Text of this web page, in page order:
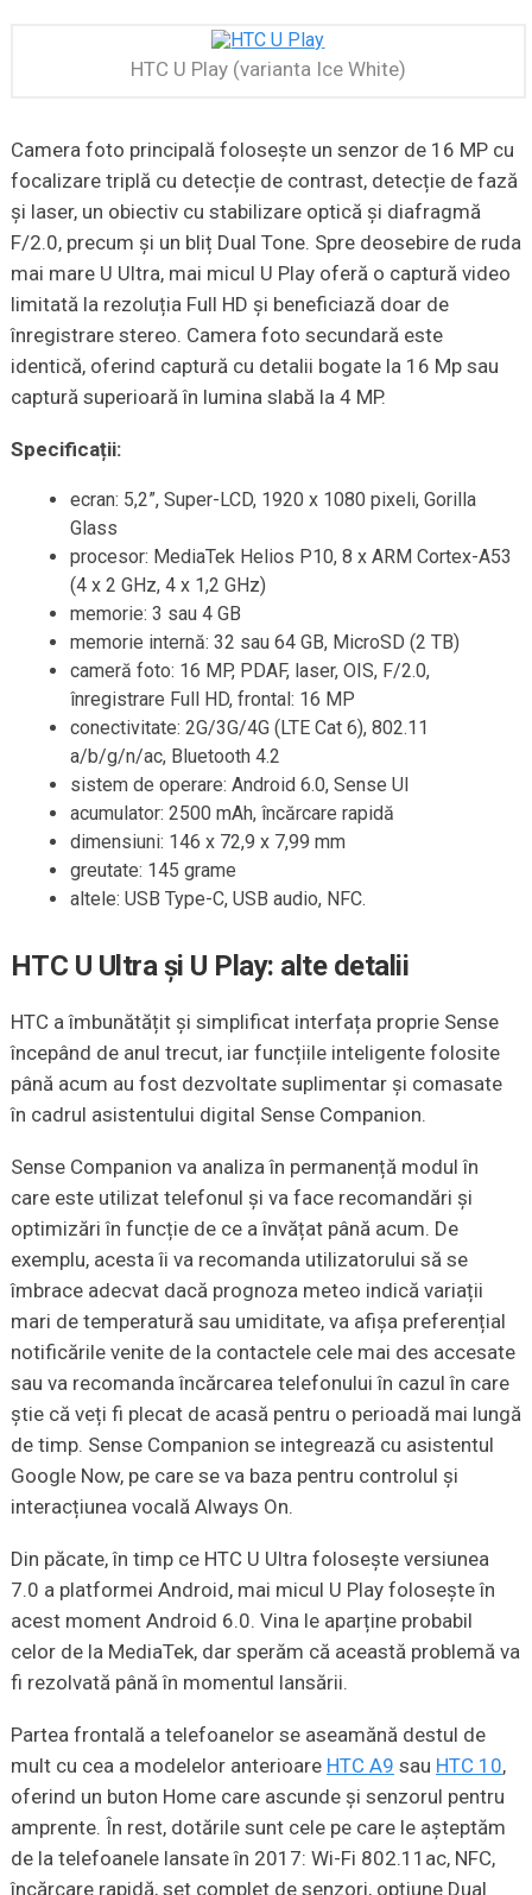
HTC U Play (varianta Ice White)
Camera foto principală folosește un senzor de 16 MP cu
focalizare triplă cu detecție de contrast, detecție de fază
și laser, un obiectiv cu stabilizare optică și diafragmă
F/2.0, precum și un bliț Dual Tone. Spre deosebire de ruda
mai mare U Ultra, mai micul U Play oferă o captură video
limitată la rezoluția Full HD și beneficiază doar de
înregistrare stereo. Camera foto secundară este
identică, oferind captură cu detalii bogate la 16 Mp sau
captură superioară în lumina slabă la 4 MP.
Specificații:
ecran: 5,2”, Super-LCD, 1920 x 1080 pixeli, Gorilla
Glass
procesor: MediaTek Helios P10, 8 x ARM Cortex-A53
(4 x 2 GHz, 4 x 1,2 GHz)
memorie: 3 sau 4 GB
memorie internă: 32 sau 64 GB, MicroSD (2 TB)
cameră foto: 16 MP, PDAF, laser, OIS, F/2.0,
înregistrare Full HD, frontal: 16 MP
conectivitate: 2G/3G/4G (LTE Cat 6), 802.11
a/b/g/n/ac, Bluetooth 4.2
sistem de operare: Android 6.0, Sense UI
acumulator: 2500 mAh, încărcare rapidă
dimensiuni: 146 x 72,9 x 7,99 mm
greutate: 145 grame
altele: USB Type-C, USB audio, NFC.
HTC U Ultra și U Play: alte detalii
HTC a îmbunătățit și simplificat interfața proprie Sense
începând de anul trecut, iar funcțiile inteligente folosite
până acum au fost dezvoltate suplimentar și comasate
în cadrul asistentului digital Sense Companion.
Sense Companion va analiza în permanență modul în
care este utilizat telefonul și va face recomandări și
optimizări în funcție de ce a învățat până acum. De
exemplu, acesta îi va recomanda utilizatorului să se
îmbrace adecvat dacă prognoza meteo indică variații
mari de temperatură sau umiditate, va afișa preferențial
notificările venite de la contactele cele mai des accesate
sau va recomanda încărcarea telefonului în cazul în care
știe că veți fi plecat de acasă pentru o perioadă mai lungă
de timp. Sense Companion se integrează cu asistentul
Google Now, pe care se va baza pentru controlul și
interacțiunea vocală Always On.
Din păcate, în timp ce HTC U Ultra folosește versiunea
7.0 a platformei Android, mai micul U Play folosește în
acest moment Android 6.0. Vina le aparține probabil
celor de la MediaTek, dar sperăm că această problemă va
fi rezolvată până în momentul lansării.
Partea frontală a telefoanelor se aseamănă destul de
mult cu cea a modelelor anterioare HTC A9 sau HTC 10,
oferind un buton Home care ascunde și senzorul pentru
amprente. În rest, dotările sunt cele pe care le așteptăm
de la telefoanele lansate în 2017: Wi-Fi 802.11ac, NFC,
încărcare rapidă, set complet de senzori, opțiune Dual